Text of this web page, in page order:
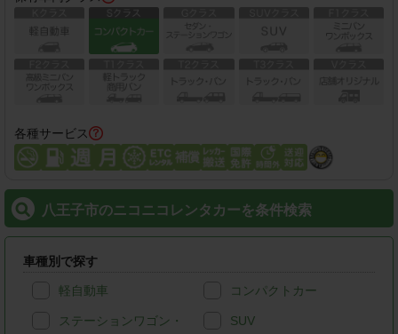
各種サービス
八王子市のニコニコレンタカーを条件検索
車種別で探す
軽自動車 コンパクトカー
ステーションワゴン・
SUV